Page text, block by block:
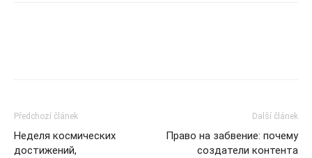
Předchozí článek
Неделя космических
достижений,
Další článek
Право на забвение: почему
создатели контента